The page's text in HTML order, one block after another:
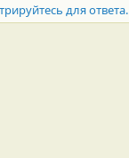
для ответа.